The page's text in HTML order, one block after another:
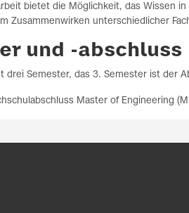
bietet die Möglichkeit, das Wissen
Zusammenwirken unterschiedlicher
und -abschluss
drei Semester, das 3. Semester ist der
Master of Engineering